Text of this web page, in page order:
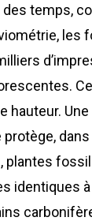
temps,
les
hauteur.
plantes
identiques à